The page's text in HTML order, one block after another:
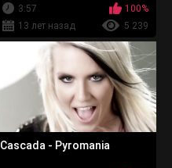
3:57
100%
13 лет назад
5 239
Cascada - Pyromania